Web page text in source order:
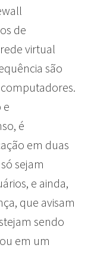
de
virtual
são
e
é
em duas
sejam
e ainda,
que avisam
sendo
em um